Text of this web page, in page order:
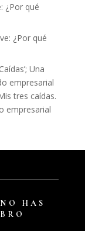
¿Por qué
¿Por qué
Una
empresarial
tres caídas.
empresarial
HAS